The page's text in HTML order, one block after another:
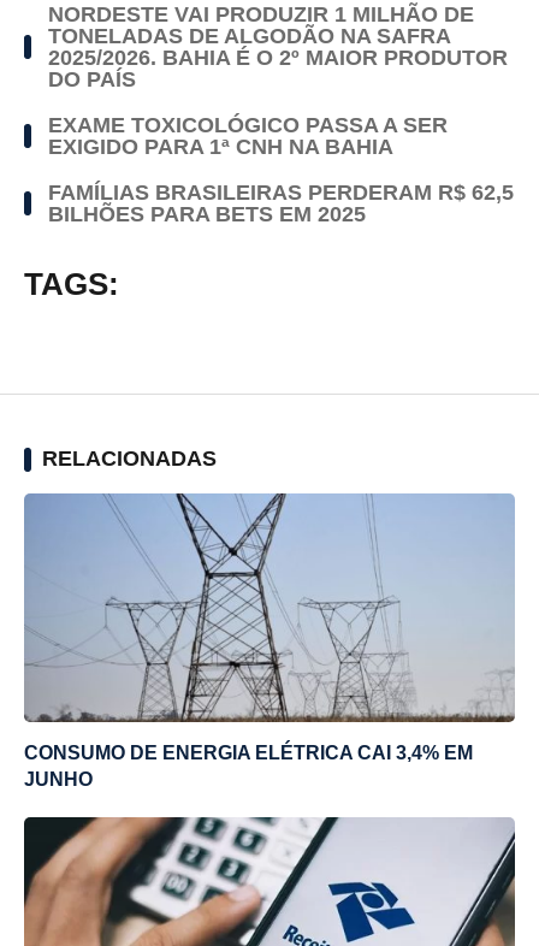
NORDESTE VAI PRODUZIR 1 MILHÃO DE
TONELADAS DE ALGODÃO NA SAFRA
2025/2026. BAHIA É O 2º MAIOR PRODUTOR
DO PAÍS
EXAME TOXICOLÓGICO PASSA A SER
EXIGIDO PARA 1ª CNH NA BAHIA
FAMÍLIAS BRASILEIRAS PERDERAM R$ 62,5
BILHÕES PARA BETS EM 2025
TAGS:
RELACIONADAS
CONSUMO DE ENERGIA ELÉTRICA CAI 3,4% EM
JUNHO